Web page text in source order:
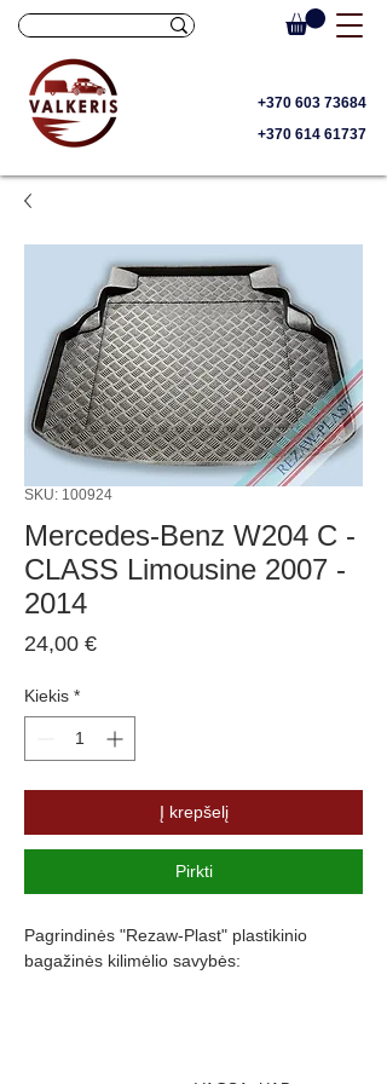
+370 603 73684
+370 614 61737
SKU: 100924
Mercedes-Benz W204 C -
CLASS Limousine 2007 -
2014
24,00 €Price
Kiekis *
Į krepšelį
Pirkti
Pagrindinės "Rezaw-Plast" plastikinio
bagažinės kilimėlio savybės: